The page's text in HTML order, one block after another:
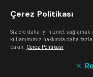
NoMore,haftanın 7
sunduğu kaliteli müzik ile
Üstün ses sistemleri
Bayraktar, Aslı Demirer
Çerez Politikası
Sizlere daha iyi hizmet sağlamak
kullanımımız hakkında daha
bakın. Çerez Politikası